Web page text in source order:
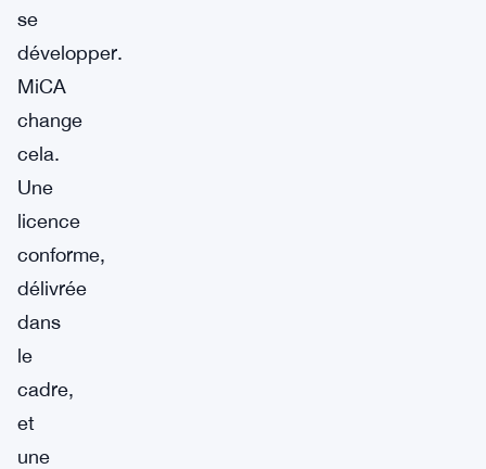
se
développer.
MiCA
change
cela.
Une
licence
conforme,
délivrée
dans
le
cadre,
et
une